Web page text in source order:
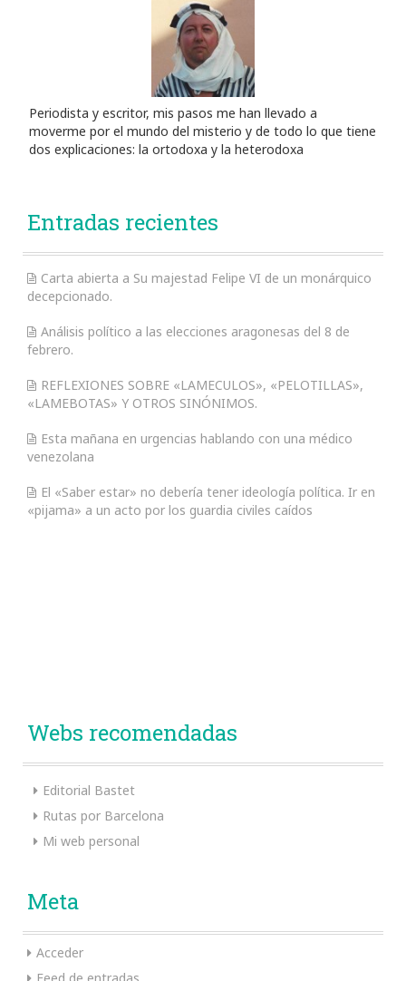
Periodista y escritor, mis pasos me han llevado a
moverme por el mundo del misterio y de todo lo que tiene
dos explicaciones: la ortodoxa y la heterodoxa
Entradas recientes
Carta abierta a Su majestad Felipe VI de un monárquico
decepcionado.
Análisis político a las elecciones aragonesas del 8 de
febrero.
REFLEXIONES SOBRE «LAMECULOS», «PELOTILLAS»,
«LAMEBOTAS» Y OTROS SINÓNIMOS.
Esta mañana en urgencias hablando con una médico
venezolana
El «Saber estar» no debería tener ideología política. Ir en
«pijama» a un acto por los guardia civiles caídos
Webs recomendadas
Editorial Bastet
Rutas por Barcelona
Mi web personal
Meta
Acceder